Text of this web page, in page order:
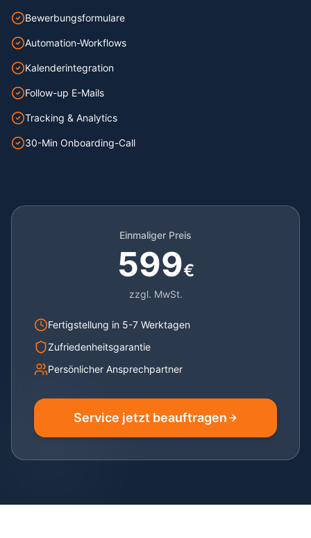
Bewerbungsformulare
Automation-Workflows
Kalenderintegration
Follow-up E-Mails
Tracking & Analytics
30-Min Onboarding-Call
Einmaliger Preis
599€
zzgl. MwSt.
Fertigstellung in 5-7 Werktagen
Zufriedenheitsgarantie
Persönlicher Ansprechpartner
Service jetzt beauftragen